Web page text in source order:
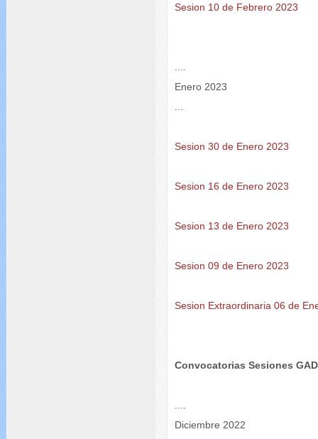
Sesion 10 de Febrero 2023
Enero 2023
Sesion 30 de Enero 2023
Sesion 16 de Enero 2023
Sesion 13 de Enero 2023
Sesion 09 de Enero 2023
Sesion Extraordinaria 06 de
Convocatorias Sesiones
Diciembre 2022